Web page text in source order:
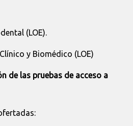
(LOE).
y Biomédico (LOE)
de las pruebas de acceso a